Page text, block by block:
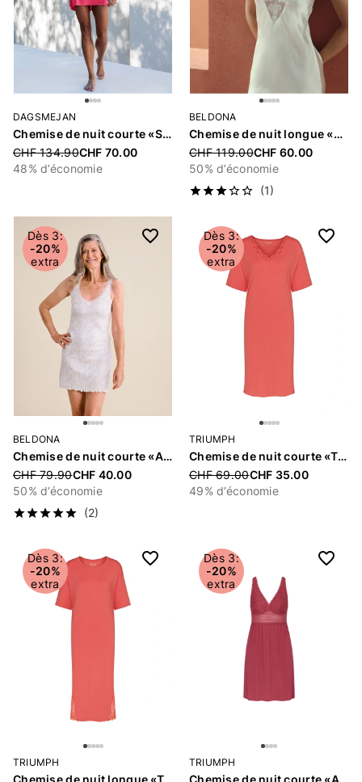
DAGSMEJAN
Chemise de nuit courte «Stay Cool»
Price reduced from
CHF 134.90CHF 70.00
48% d’économie
BELDONA
Chemise de nuit longue «Adela»
Price reduced from
CHF 119.00CHF 60.00
50% d’économie
(1)
Dès 3:
-20%
extra
BELDONA
Chemise de nuit courte «Angelina»
Price reduced from
CHF 79.90CHF 40.00
50% d’économie
(2)
Dès 3:
-20%
extra
TRIUMPH
Chemise de nuit courte «Timeless Sensuality»
Price reduced from
CHF 69.00CHF 35.00
49% d’économie
Dès 3:
-20%
extra
TRIUMPH
Dès 3:
-20%
extra
TRIUMPH